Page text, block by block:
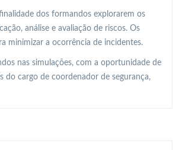
dos formandos explorarem os
análise e avaliação de riscos. Os
minimizar a ocorrência de incidentes.
nas simulações, com a oportunidade de
do cargo de coordenador de segurança,